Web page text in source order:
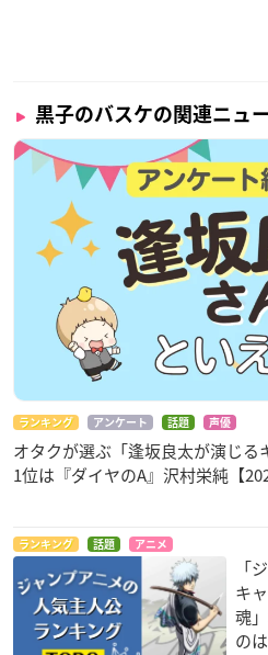
黒子のバスケの関連ニュ
ランキング アンケート 話題 声優
オタクが選ぶ「逢坂良太が演じる
1位は『ダイヤのA』沢村栄純【
ランキング 話題 アニメ
「
キ
魂
の